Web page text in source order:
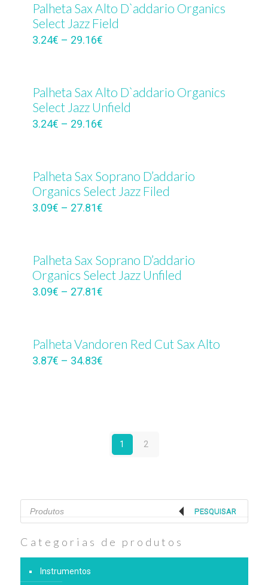
Palheta Sax Alto D`addario Organics
Select Jazz Field
3.24€ – 29.16€
Palheta Sax Alto D`addario Organics
Select Jazz Unfield
3.24€ – 29.16€
Palheta Sax Soprano D’addario
Organics Select Jazz Filed
3.09€ – 27.81€
Palheta Sax Soprano D’addario
Organics Select Jazz Unfiled
3.09€ – 27.81€
Palheta Vandoren Red Cut Sax Alto
3.87€ – 34.83€
1 2
Products
search
PESQUISAR
Categorias de produtos
Instrumentos